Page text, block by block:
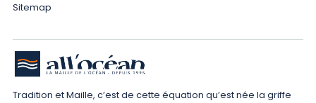
Sitemap
Tradition et Maille, c’est de cette équation qu’est née la griffe